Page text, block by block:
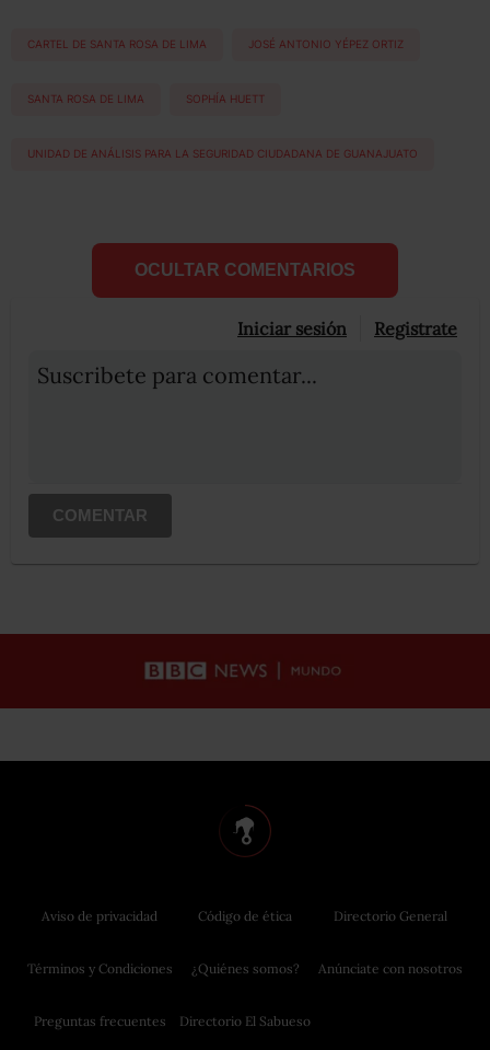
CARTEL DE SANTA ROSA DE LIMA JOSÉ ANTONIO YÉPEZ ORTIZ
SANTA ROSA DE LIMA SOPHÍA HUETT
UNIDAD DE ANÁLISIS PARA LA SEGURIDAD CIUDADANA DE GUANAJUATO
OCULTAR COMENTARIOS
Iniciar sesión Registrate
Suscribete para comentar...
COMENTAR
Aviso de privacidad
Términos y Condiciones
Preguntas frecuentes
Código de ética
¿Quiénes somos?
Directorio El Sabueso
Directorio General
Anúnciate con nosotros